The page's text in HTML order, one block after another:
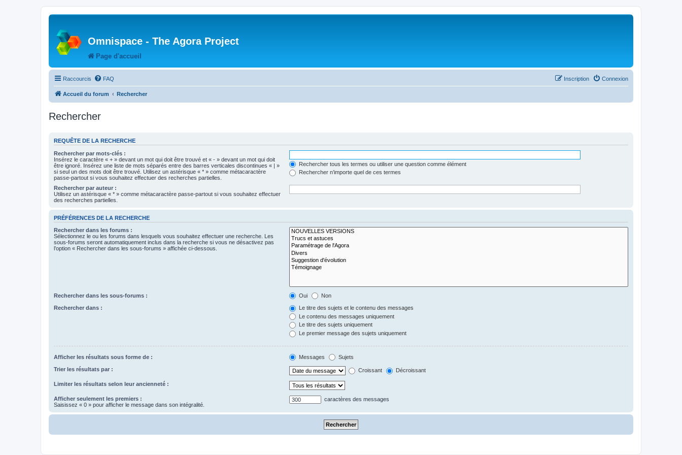
Omnispace - The Agora Project
Page d'accueil
Raccourcis FAQ Connexion
Inscription
Accueil du forum Rechercher
Rechercher
REQUÊTE DE LA RECHERCHE
Rechercher par mots-clés :
Insérez le caractère « + » devant un mot qui doit être trouvé et « - » devant un mot qui doit
être ignoré. Insérez une liste de mots séparés entre des barres verticales discontinues « | »
si seul un des mots doit être trouvé. Utilisez un astérisque « * » comme métacaractère
passe-partout si vous souhaitez effectuer des recherches partielles.
Rechercher tous les termes ou utiliser une question comme élément
Rechercher n’importe quel de ces termes
Rechercher par auteur :
Utilisez un astérisque « * » comme métacaractère passe-partout si vous souhaitez effectuer
des recherches partielles.
PRÉFÉRENCES DE LA RECHERCHE
Rechercher dans les forums :
Sélectionnez le ou les forums dans lesquels vous souhaitez effectuer une recherche. Les
sous-forums seront automatiquement inclus dans la recherche si vous ne désactivez pas
l’option « Rechercher dans les sous-forums » affichée ci-dessous.
Rechercher dans les sous-forums : Oui Non
Rechercher dans :
Le titre des sujets et le contenu des messages
Le contenu des messages uniquement
Le titre des sujets uniquement
Le premier message des sujets uniquement
Afficher les résultats sous forme de : Messages Sujets
Trier les résultats par : Croissant Décroissant
Limiter les résultats selon leur ancienneté :
Afficher seulement les premiers :
Saisissez « 0 » pour afficher le message dans son intégralité.
caractères des messages